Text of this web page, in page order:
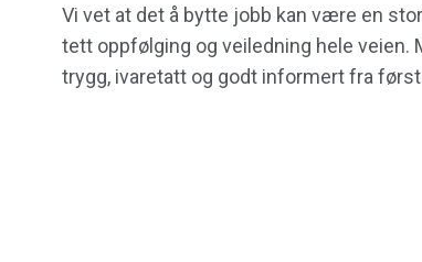
Vi vet at det å bytte jobb kan være en
tett oppfølging og veiledning hele veien.
trygg, ivaretatt og godt informert fra